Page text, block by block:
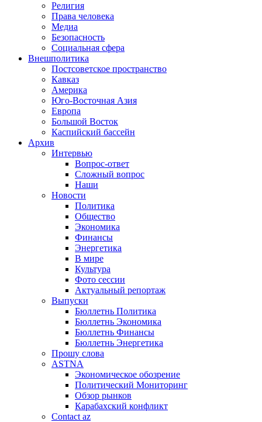
Религия
Права человека
Медиа
Безопасность
Социальная сфера
Внешполитика
Постсоветское пространство
Кавказ
Америка
Юго-Восточная Азия
Европа
Большой Восток
Каспийский бассейн
Архив
Интервью
Вопрос-ответ
Сложный вопрос
Наши
Новости
Политика
Общество
Экономика
Финансы
Энергетика
В мире
Культура
Фото сессии
Актуальный репортаж
Выпуски
Бюллетнь Политика
Бюллетнь Экономика
Бюллетнь Финансы
Бюллетнь Энергетика
Прошу слова
ASTNA
Экономическое обозрение
Политический Мониторинг
Обзор рынков
Карабахский конфликт
Contact az